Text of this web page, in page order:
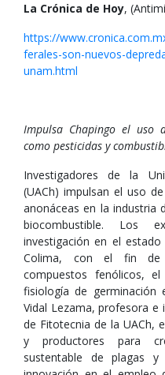
La Crónica de Hoy,
https://
ferales-son-nuevos-
unam.html
Impulsa Chapingo el uso
como pesticidas y
Investigadores de la
(UACh) impulsan el uso
anonáceas en la industria
biocombustible. Los
investigación en el
Colima, con el fin de
compuestos fenólicos,
fisiología de germinación
Vidal Lezama, profesora
de Fitotecnia de la UACh,
y productores para
sustentable de plagas y